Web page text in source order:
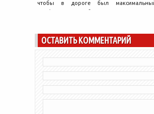
чтобы в дороге был
комфорт и удобство. В этом ключе
ОСТАВИТЬ КОММЕНТАРИЙ